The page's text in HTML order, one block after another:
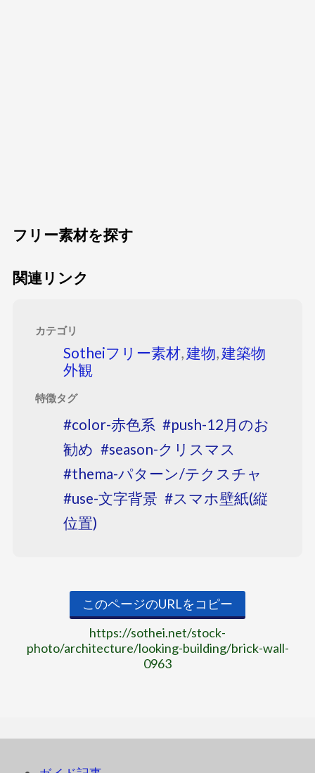
フリー素材を探す
関連リンク
カテゴリ
Sotheiフリー素材,建物,建築物
外観
特徴タグ
color-赤色系
push-12月のお
勧め
season-クリスマス
thema-パターン/テクスチャ
use-文字背景
スマホ壁紙(縦
位置)
このページのURLをコピー
https://sothei.net/stock-
photo/architecture/looking-building/brick-wall-
0963